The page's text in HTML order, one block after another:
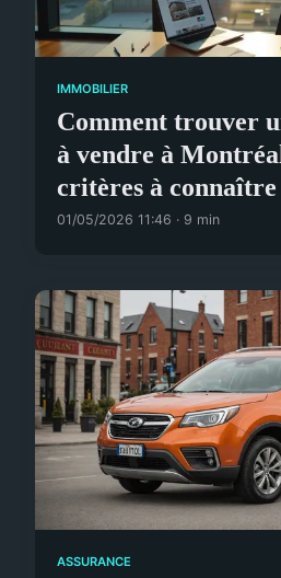
IMMOBILIER
Comment trouver
à vendre à
critères à connaître
01/05/2026 11:46 · 9 min
ASSURANCE